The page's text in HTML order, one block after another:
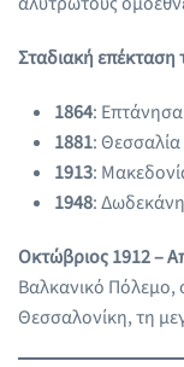
Σταδιακή επέκταση
1864:
1881: Θεσσαλία
1913:
1948:
Οκτώβριος 1912 –
Βαλκανικό Πόλεμο,
Θεσσαλονίκη, τη